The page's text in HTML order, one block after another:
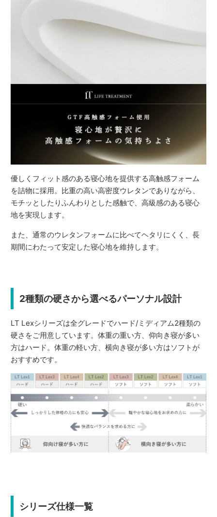
優しくフィット感のある寝心地を提供する高触感フォーム
を詰物に採用。比重の高い高密度ウレタンでありながら、
モチッとしたりふんわりとした感触で、高級感のある寝心
地を実現します。
また、通常のウレタンフォームに比べてヘタリにくく、長
期間にわたって安定した寝心地を維持します。
2種類の硬さから選べるパーソナル設計
LT Lexシリーズは全グレードでハード/ミディアム2種類の
硬さをご用意しています。体重の重い方、仰向き寝が多い
方はハード。体重の軽い方、横向き寝が多い方はソフトが
おすすめです。
シリーズ仕様一覧